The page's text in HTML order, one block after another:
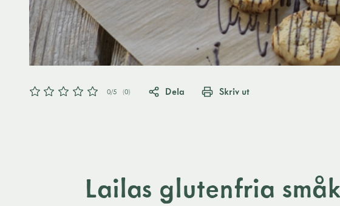
0/5 (0) Dela Skriv ut
Lailas glutenfria